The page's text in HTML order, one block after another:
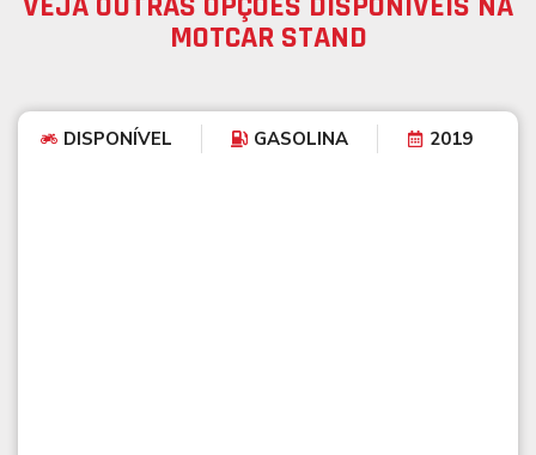
MOTCAR STAND
DISPONÍVEL GASOLINA 2019